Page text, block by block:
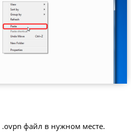
.ovpn файл в нужном месте.